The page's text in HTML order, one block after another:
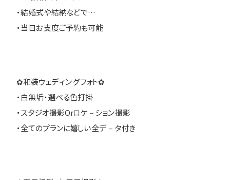
・結婚式や結納などで…
・当日お支度ご予約も可能
✿和装ウェディングフォト✿
・白無垢・選べる色打掛
・スタジオ撮影Orロケ－ション撮影
・全てのプランに嬉しい全デ－タ付き